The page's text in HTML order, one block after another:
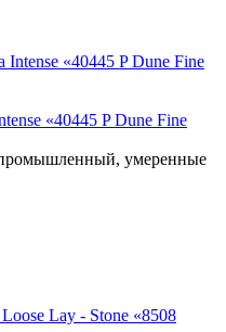
«40445 P Dune Fine
умеренные